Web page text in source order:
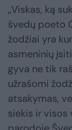
„Viskas, ką
švedų poeto
žodžiai yra
asmeninių
gyva ne tik
užrašomi
atsakymas,
siekis ir visos